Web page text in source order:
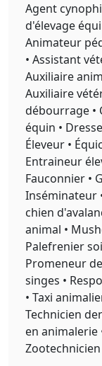
Agent
d'élevage
Animateur
• Assistant
Auxiliaire
Auxiliaire
débourrage •
équin •
Éleveur •
Entraineur
Fauconnier •
Inséminateur
chien
animal •
Palefrenier
Promeneur
singes •
• Taxi
Technicien
en animalerie
Zootechnicien